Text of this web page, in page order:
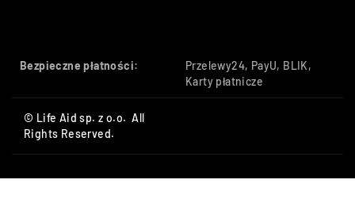
Bezpieczne płatności:
Przelewy24, PayU, BLIK,
Karty płatnicze
© Life Aid sp. z o.o. All
Rights Reserved.